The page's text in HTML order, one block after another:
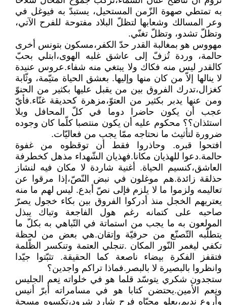
به تمتطي صهوة الزّمن المستحيل، يستبدّ به فيوغل في
وعر المسالك وشعابها لتظلّ البلاد مفتوحة للفرح الآتي،
وتظلّ تشدو، وتظلّ تغنّي.
مهووس هو بمغالبة القدر حدّ الكفر،مسكون بتونس أخرى
حالمة، وردة تُزفّ إلى عاشق غلبه الهوى،ابتلي بحبّ
كالقدر ليس منه فكاك ولا يبتغي منه شفاء.عروس عنيدة
لا ينالها إلاّ من كان منها وإليها. بعشق الحياة متيّمة، وثّابة
كغزال،تدرك الفروق بين من يقبل عليها بكثير من الحنوّ
ومن عنها يدبر بكثير من العتوّ،مزهرة كحديقة غنّاء.فأيّ
عجب أن يكون حاضرا دوما في كلّ المحافل وبلا
استئذان؟؟ محكوم عليه أن يكون منتصبا كلّما كان وجوده
ضرورة لتأثيث ما نحتاجه ممّا يجب من فعاليّات.
افتحوا قبره. وحاذروا فقط أن توقظوه من غفوة
حالمة.دعوا للهذيان مكانا.فهذيان الشّهداء مذهل كخطرفة
العاشق،كنسيم الحياة. أغنية شاردة لا مكان فيه لنشاز
حذلقة زائدة.هم موغلون في نبض النّصّ،إذا مرقوا عن
تعاليمه ولزموا ما لا يلزم فإلى نصّ أبدع. ليس لهم ما منه
يعتريهم الخجل منذ أدركوا الفروق بين بكاء خجول يصرّ
صاحبه على كتمانه رغم هول الفاجعة وتباك يبذل
المولعون به ما يجب من استماتة في التّباهي به بكلّ ما
يتطلّبه التّصنّع من حرفيّة وإتقان.هي بعض من لحظة
تكفي ليغمر النّور المكان .تنجلي العتمة وتنكسر الظّلمة
فتقفز الفكرة بيضاء ناصعة كما الحقيقة. تثبّتوا جيّدا
وانظروا بالبصيرة لا بالبصر.فماذا تراكم واجدين؟
ستجدون شكري يتوسّد قلما هو في خلواته نِعم الجليس
ونِعم الأمين.يحتضن كتابا هو في مسامراته أبرّ أنيس
وأروع نديم،يعلو محيّاه فرح شارد شرود،تكسوه مسحة